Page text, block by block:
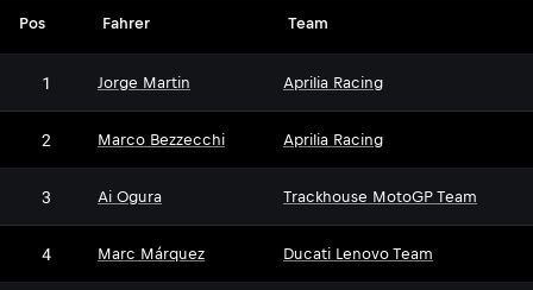
Pos Fahrer Team
1 Jorge Martin Aprilia Racing
2 Marco Bezzecchi Aprilia Racing
3 Ai Ogura Trackhouse MotoGP Team
4 Marc Márquez Ducati Lenovo Team